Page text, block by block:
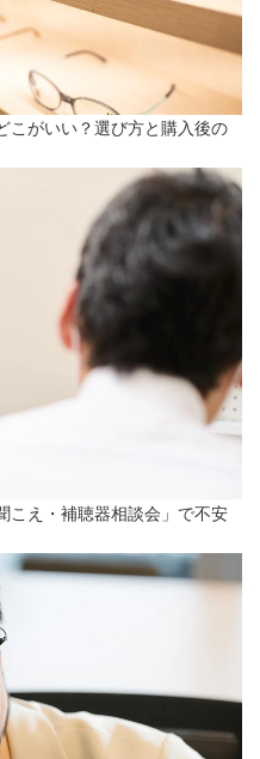
こがいい？選び方と購入後の
こえ・補聴器相談会」で不安